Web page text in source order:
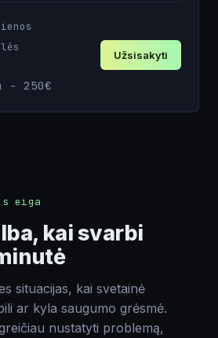
- 250€
Užsisakyti
projektą
eiga
kai svarbi
situacijas, kai svetainė
ar kyla saugumo grėsmė.
nustatyti problemą,